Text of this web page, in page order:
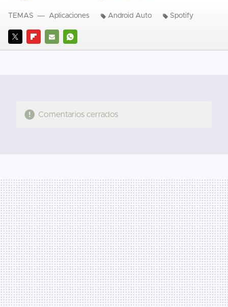
TWITTERFLIPBOARD
E- WHATSAPP
TEMAS Aplicaciones Android Auto Spotify
Comentarios cerrados